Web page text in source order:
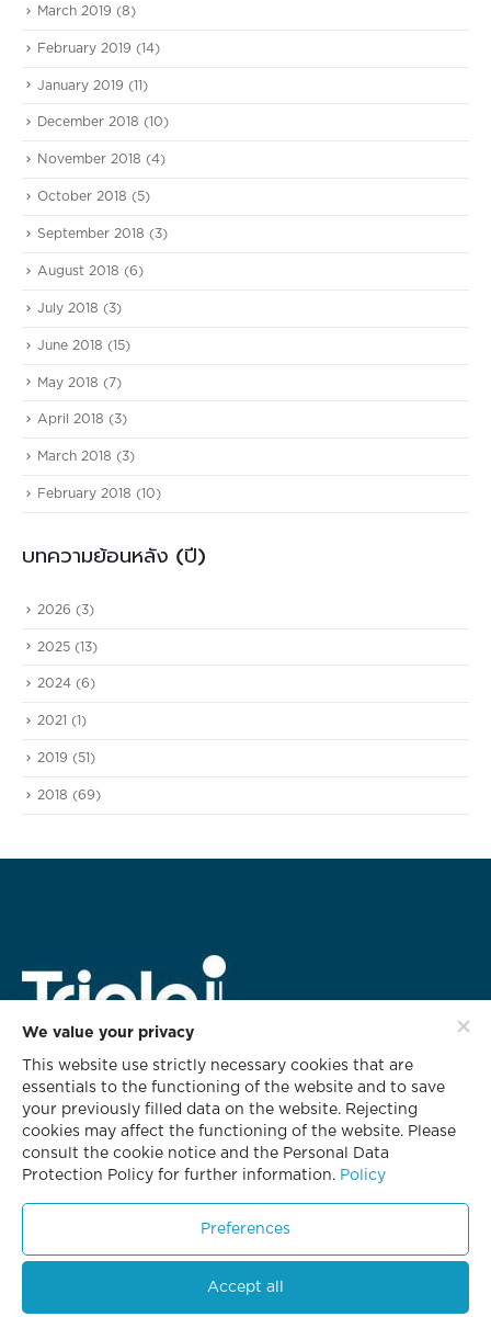
March 2019 (8)
February 2019 (14)
January 2019 (11)
December 2018 (10)
November 2018 (4)
October 2018 (5)
September 2018 (3)
August 2018 (6)
July 2018 (3)
June 2018 (15)
May 2018 (7)
April 2018 (3)
March 2018 (3)
February 2018 (10)
บทความย้อนหลัง (ปี)
2026 (3)
2025 (13)
2024 (6)
2021 (1)
2019 (51)
2018 (69)
HEAD OFFICE ADDRESS
628 Triple i Building 3 rd Floor,
Soi KlabChom, Nonsee Road,
Chongnonsee, Yannawa, Bangkok 10120
T +66 2681 8700
F +66 2681 8701
© Copyright 2023. All Rights Reserved.
We value your privacy
This website use strictly necessary cookies that are
essentials to the functioning of the website and to save
your previously filled data on the website. Rejecting
cookies may affect the functioning of the website. Please
consult the cookie notice and the Personal Data
Protection Policy for further information. Policy
Preferences
Accept all